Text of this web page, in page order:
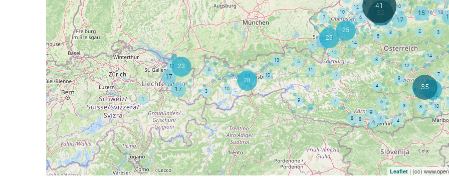
Leaflet | (cc)